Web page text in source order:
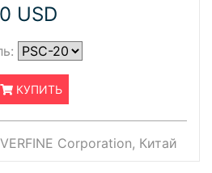
0 USD
КУПИТЬ
Corporation, Китай